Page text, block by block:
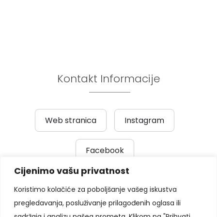
Cijenimo vašu privatnost
Koristimo kolačiće za poboljšanje vašeg iskustva
pregledavanja, posluživanje prilagođenih oglasa ili
Kontakt Informacije
Web stranica Instagram
Facebook
Pratite nas